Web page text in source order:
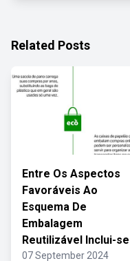
Related Posts
Entre Os Aspectos
Favoráveis Ao
Esquema De
Embalagem
Reutilizável Inclui-se
07 September 2024